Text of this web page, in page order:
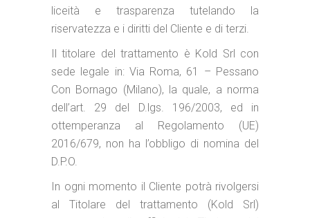
liceità e trasparenza tutelando la
riservatezza e i diritti del Cliente e di terzi.
Il titolare del trattamento è Kold Srl con
sede legale in: Via Roma, 61 – Pessano
Con Bornago (Milano), la quale, a norma
dell’art. 29 del D.lgs. 196/2003, ed in
ottemperanza al Regolamento (UE)
2016/679, non ha l’obbligo di nomina del
D.P.O.
In ogni momento il Cliente potrà rivolgersi
al Titolare del trattamento (Kold Srl)